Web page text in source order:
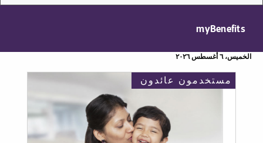
myBenefits
الخميس، ٦ أغسطس ٢٠٢٦
مستخدمون عائدون